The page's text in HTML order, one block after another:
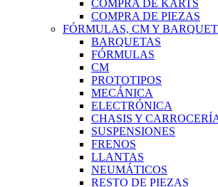
COMPRA DE KARTS
COMPRA DE PIEZAS
FÓRMULAS, CM Y
BARQUETAS
FÓRMULAS
CM
PROTOTIPOS
MECÁNICA
ELECTRÓNICA
CHASIS Y
SUSPENSIONES
FRENOS
LLANTAS
NEUMÁTICOS
RESTO DE PIEZAS